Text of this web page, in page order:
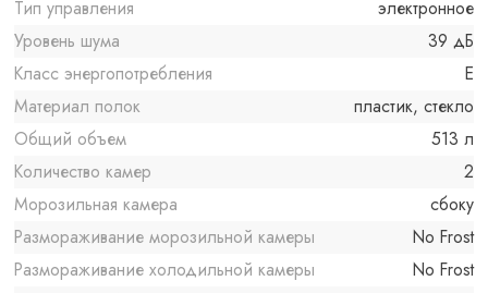
Тип управления
электронное
Уровень шума
39 дБ
Класс энергопотребления
E
Материал полок
пластик, стекло
Общий объем
513 л
Количество камер
2
Морозильная камера
сбоку
Размораживание морозильной камеры
No Frost
Размораживание холодильной камеры
No Frost